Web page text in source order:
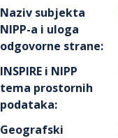
Naziv subjekta
NIPP-a i uloga
odgovorne strane:
INSPIRE i NIPP
tema prostornih
podataka:
Geografski